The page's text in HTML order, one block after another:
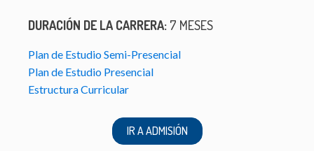
DURACIÓN DE LA CARRERA: 7 MESES
Plan de Estudio Semi-Presencial
Plan de Estudio Presencial
Estructura Curricular
IR A ADMISIÓN